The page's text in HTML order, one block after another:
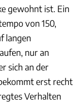
gewohnt ist. Ein
von 150,
langen
nur an
sich an der
erst recht
Verhalten